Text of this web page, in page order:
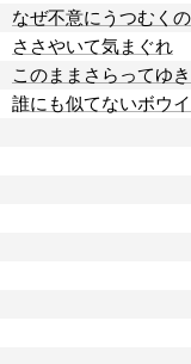
なぜ不意にうつむくの
ささやいて気まぐれ
このままさらってゆ
誰にも似てないボウ